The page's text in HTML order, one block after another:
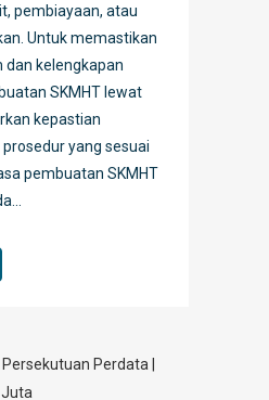
pembiayaan, atau
Untuk memastikan
dan kelengkapan
SKMHT lewat
kepastian
yang sesuai
pembuatan SKMHT